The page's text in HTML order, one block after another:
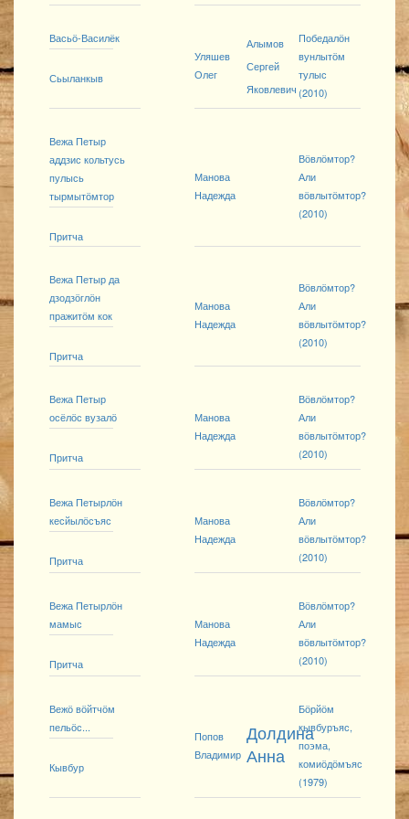
Васьӧ-Василёк
Сьыланкыв
Уляшев
Олег
Алымов
Сергей
Яковлевич
Победалӧн
вунлытӧм
тулыс
(2010)
Вежа Петыр
аддзис кольтусь
пулысь
тырмытӧмтор
Притча
Манова
Надежда
Вӧвлӧмтор?
Али
вӧвлытӧмтор?
(2010)
Вежа Петыр да
дзодзӧглӧн
пражитӧм кок
Притча
Манова
Надежда
Вӧвлӧмтор?
Али
вӧвлытӧмтор?
(2010)
Вежа Петыр
осёлӧс вузалӧ
Притча
Манова
Надежда
Вӧвлӧмтор?
Али
вӧвлытӧмтор?
(2010)
Вежа Петырлӧн
кесйылӧсъяс
Притча
Манова
Надежда
Вӧвлӧмтор?
Али
вӧвлытӧмтор?
(2010)
Вежа Петырлӧн
мамыс
Притча
Манова
Надежда
Вӧвлӧмтор?
Али
вӧвлытӧмтор?
(2010)
Вежӧ вӧйтчӧм
пельӧс...
Кывбур
Попов
Владимир
Долдина
Анна
Бӧрйӧм
кывбуръяс,
поэма,
комиӧдӧмъяс
(1979)